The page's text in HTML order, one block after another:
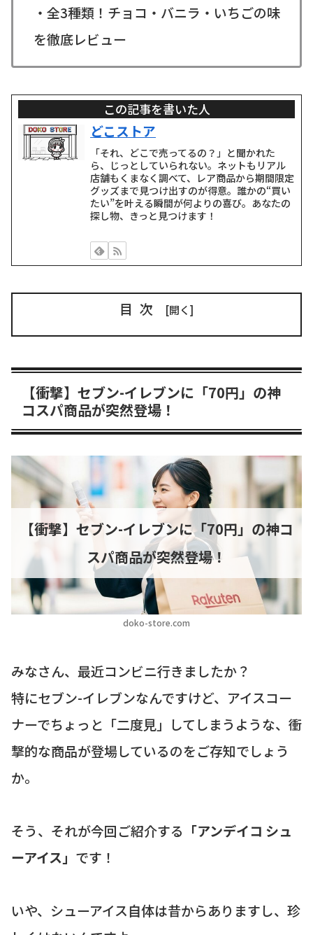
・全3種類！チョコ・バニラ・いちごの味
を徹底レビュー
この記事を書いた人
どこストア
「それ、どこで売ってるの？」と聞かれた
ら、じっとしていられない。ネットもリアル
店舗もくまなく調べて、レア商品から期間限定
グッズまで見つけ出すのが得意。誰かの“買い
たい”を叶える瞬間が何よりの喜び。あなたの
探し物、きっと見つけます！
目次
【衝撃】セブン-イレブンに「70円」の神
コスパ商品が突然登場！
doko-store.com
【衝撃】セブン-イレブンに「70円」の神コ
スパ商品が突然登場！
みなさん、最近コンビニ行きましたか？
特にセブン-イレブンなんですけど、アイスコー
ナーでちょっと「二度見」してしまうような、衝
撃的な商品が登場しているのをご存知でしょう
か。
そう、それが今回ご紹介する 「アンデイコ シュ
ーアイス」 です！
いや、シューアイス自体は昔からありますし、珍